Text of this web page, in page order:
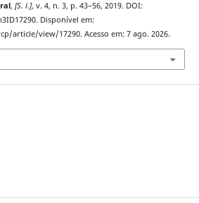
, [S. l.], v. 4, n. 3, p. 43–56, 2019. DOI:
Disponível em:
article/view/17290. Acesso em: 7 ago. 2026.